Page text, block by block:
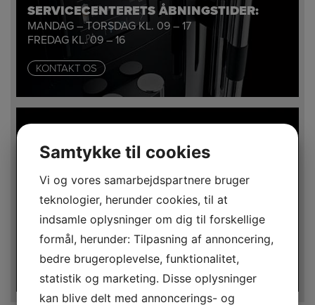
SERVICECENTERETS ÅBNINGSTIDER:
MANDAG – TORSDAG KL. 09 – 17
FREDAG KL. 09 – 16
KONTAKT OS
SALG
70 20 73 33
ÅBNINGSTIDER:
MANDAG – TORSDAG KL. 09 – 17
FREDAG KL. 09 – 16
KONTAKT OS
Samtykke til cookies
Vi og vores samarbejdspartnere bruger
teknologier, herunder cookies, til at
indsamle oplysninger om dig til forskellige
formål, herunder: Tilpasning af annoncering,
bedre brugeroplevelse, funktionalitet,
statistik og marketing. Disse oplysninger
kan blive delt med annoncerings- og